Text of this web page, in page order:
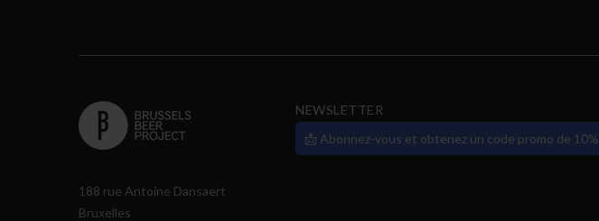
188 rue Antoine Dansaert
Bruxelles
NEWSLETTER
📩 Abonnez-vous et obtenez un code promo de 10%